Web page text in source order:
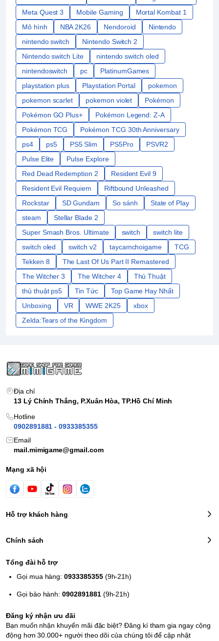
Meta Quest 3
Mobile Gaming
Mortal Kombat 1
Mô hình
NBA 2K26 Nendoroid
Nintendo
nintendo switch
Nintendo Switch 2
Nintendo switch Lite
nintendo switch oled
nintendoswitch
pc
PlatinumGames
playstation plus
Playstation Portal
pokemon
pokemon scarlet
pokemon violet
Pokémon
Pokémon GO Plus+
Pokémon Legend: Z-A
Pokémon TCG
Pokémon TCG 30th Anniversary
ps4
ps5 PS5 Slim PS5Pro
PSVR2
Pulse Elite
Pulse Explore
Red Dead Redemption 2
Resident Evil 9
Resident Evil Requiem
Riftbound Unleashed
Rockstar
SD Gundam So sánh
State of Play
steam
Stellar Blade 2
Super Smash Bros. Ultimate
switch
switch lite
switch oled
switch v2 taycamchoigame
TCG
Tekken 8
The Last Of Us Part II Remastered
The Witcher 3
The Witcher 4
Thủ Thuật
thủ thuật ps5
Tin Tức
Top Game Hay Nhất
Unboxing
VR WWE 2K25
xbox
Zelda:Tears of the Kingdom
Địa chỉ
13 Lý Chính Thắng, P.Xuân Hòa, TP.Hồ Chí Minh
Hotline
0902891881 - 0933385355
Email
mail.mimigame@gmail.com
Mạng xã hội
Hỗ trợ khách hàng
Chính sách
Tổng đài hỗ trợ
Gọi mua hàng:0933385355(9h-21h)
Gọi bảo hành:0902891881(9h-21h)
Đăng ký nhận ưu đãi
Bạn muốn nhận khuyến mãi đặc biệt? Đăng kí tham gia ngay cộng
động hơn 30.000+ người theo dõi của chúng tôi để cập nhật